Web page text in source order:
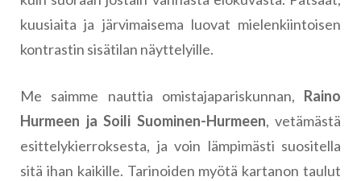
kuusiaita ja järvimaisema luovat mielenkiintoisen
kontrastin sisätilan näyttelyille.
Me saimme nauttia omistajapariskunnan, Raino
Hurmeen ja Soili Suominen-Hurmeen, vetämästä
esittelykierroksesta, ja voin lämpimästi suositella
sitä ihan kaikille. Tarinoiden myötä kartanon taulut